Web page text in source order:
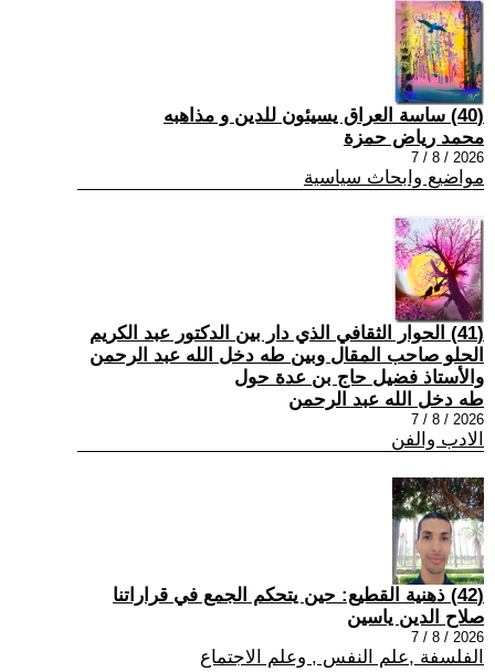
(40) ساسة العراق يسيئون للدين و مذاهبه
محمد رياض حمزة
2026 / 8 / 7
مواضيع وابحاث سياسية
(41) الحوار الثقافي الذي دار بين الدكتور عبد الكريم
الحلو صاحب المقال وبين طه دخل الله عبد الرحمن
والأستاذ فضيل حاج بن عدة حول
طه دخل الله عبد الرحمن
2026 / 8 / 7
الادب والفن
(42) ذهنية القطيع: حين يتحكم الجمع في قراراتنا
صلاح الدين ياسين
2026 / 8 / 7
الفلسفة ,علم النفس , وعلم الاجتماع